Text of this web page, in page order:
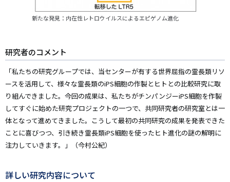
新たな発見：内在性レトロウイルスによるエピゲノム進化
研究者のコメント
「私たちの研究グループでは、当センターが有する世界屈指の霊長類リソ
ースを活用して、様々な霊長類のiPS細胞の作製とヒトとの比較研究に取
り組んできました。今回の成果は、私たちがチンパンジーiPS細胞を作製
してすぐに始めた研究プロジェクトの一つで、共同研究者の研究室とは一
体となって進めてきました。こうして最初の共同研究の成果を発表できた
ことに喜びつつ、引き続き霊長類iPS細胞を使ったヒト進化の謎の解明に
注力していきます。」（今村公紀）
詳しい研究内容について